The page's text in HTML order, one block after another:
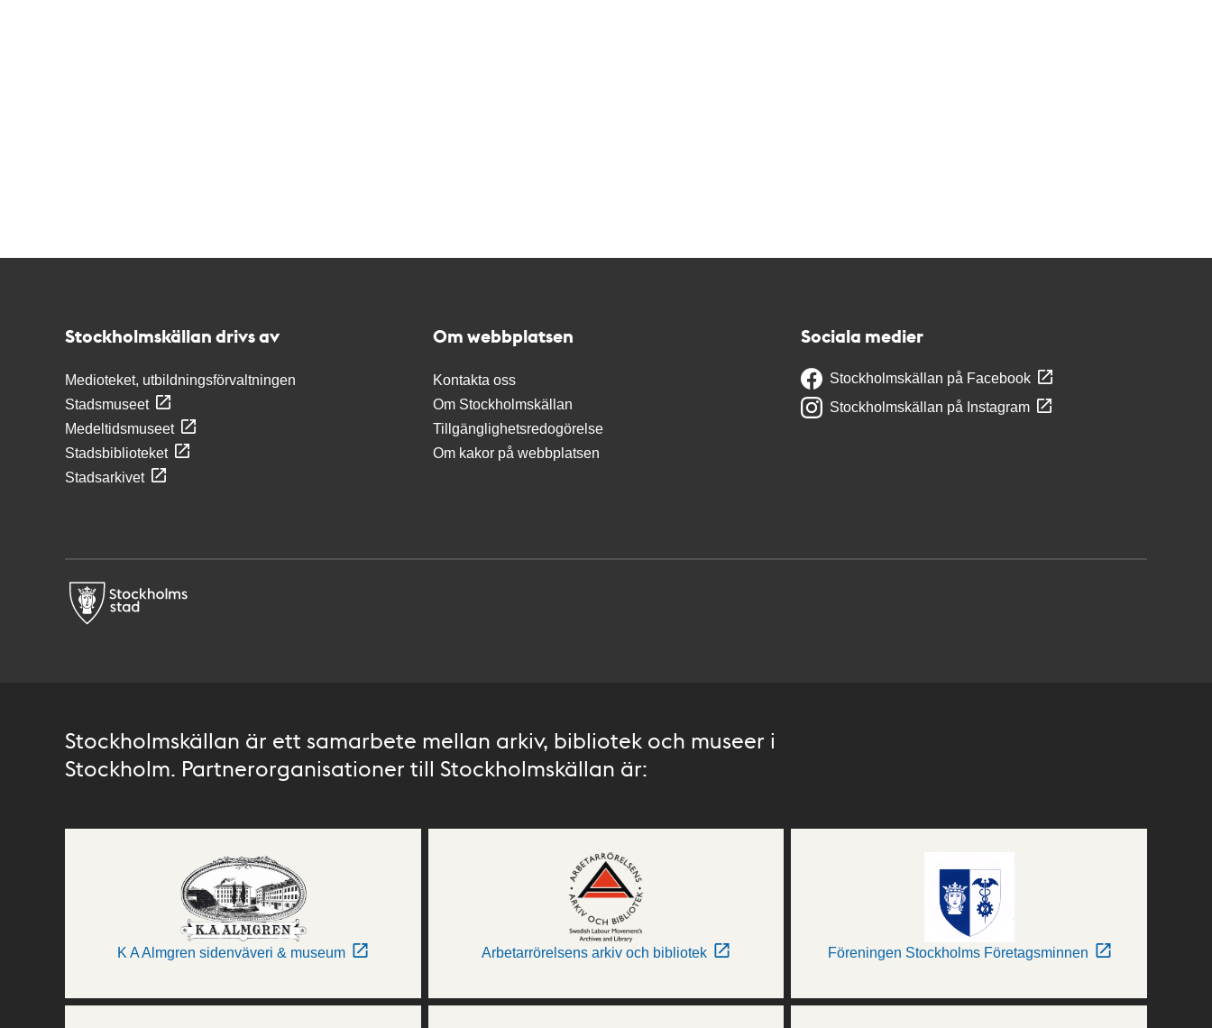
Stockholmskällan drivs av
Medioteket, utbildningsförvaltningen
Stadsmuseet
Medeltidsmuseet
Stadsbiblioteket
Stadsarkivet
Om webbplatsen
Kontakta oss
Om Stockholmskällan
Tillgänglighetsredogörelse
Om kakor på webbplatsen
Sociala medier
Stockholmskällan på Facebook
Stockholmskällan på Instagram
Stockholmskällan är ett samarbete mellan arkiv, bibliotek och museer i
Stockholm. Partnerorganisationer till Stockholmskällan är:
K A Almgren sidenväveri & museum Arbetarrörelsens arkiv och bibliotek Föreningen Stockholms Företagsminnen